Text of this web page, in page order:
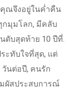
ณจึงอยู่ในค่ำคืน
กมุมโลก, มีคลับ
ดับสุดท้าย 10 ปีที่.
ะทับใจที่สุด, แต่
วันต่อปี, คนรัก
มผัสประสบการณ์